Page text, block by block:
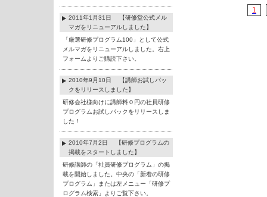
2011年1月31日 【研修堂公式メル
マガをリニューアルしました】
「厳選研修プログラム100」として公式
メルマガをリニューアルしました。右上
フォームよりご購読下さい。
2010年9月10日 【講師お試しパッ
クをリリースしました】
研修会社様向けに講師料０円の社員研修
プログラムお試しパックをリリースしま
した！
2010年7月2日 【研修プログラムの
掲載をスタートしました】
研修講師の「社員研修プログラム」の掲
載を開始しました。中央の「新着の研修
プログラム」または左メニュー「研修プ
ログラム検索」よりご覧下さい。
1